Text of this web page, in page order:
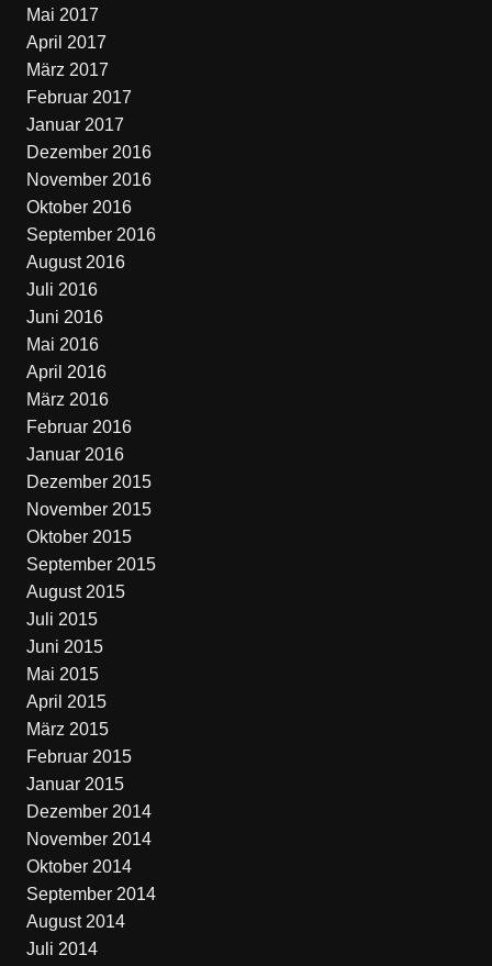
Mai 2017
April 2017
März 2017
Februar 2017
Januar 2017
Dezember 2016
November 2016
Oktober 2016
September 2016
August 2016
Juli 2016
Juni 2016
Mai 2016
April 2016
März 2016
Februar 2016
Januar 2016
Dezember 2015
November 2015
Oktober 2015
September 2015
August 2015
Juli 2015
Juni 2015
Mai 2015
April 2015
März 2015
Februar 2015
Januar 2015
Dezember 2014
November 2014
Oktober 2014
September 2014
August 2014
Juli 2014